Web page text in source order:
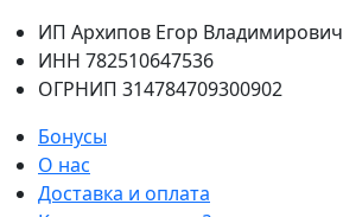
ИП Архипов Егор Владимирович
ИНН 782510647536
ОГРНИП 314784709300902
Бонусы
О нас
Доставка и оплата